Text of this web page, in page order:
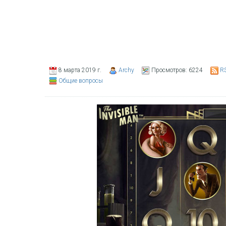
8 марта 2019 г. Archy Просмотров: 6224
Общие вопросы